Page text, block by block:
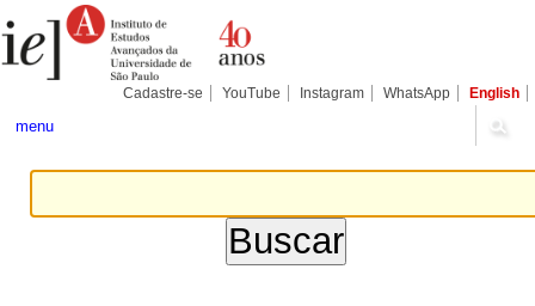
para
conteúdo.
Pessoais
Cadastre-se YouTube Instagram WhatsApp English
menu